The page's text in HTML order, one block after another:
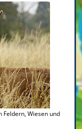
Feldern, Wiesen und